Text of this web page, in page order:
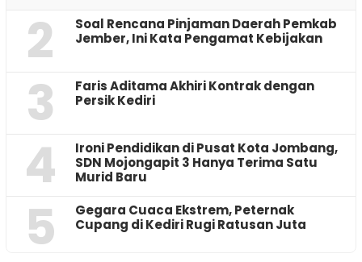
2
‎Soal Rencana Pinjaman Daerah Pemkab
Jember, Ini Kata Pengamat Kebijakan ‎
3
Faris Aditama Akhiri Kontrak dengan
Persik Kediri
4
Ironi Pendidikan di Pusat Kota Jombang,
SDN Mojongapit 3 Hanya Terima Satu
Murid Baru
5
‎Gegara Cuaca Ekstrem, Peternak
Cupang di Kediri Rugi Ratusan Juta